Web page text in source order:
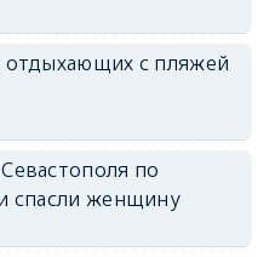
отдыхающих с пляжей
по
спасли женщину